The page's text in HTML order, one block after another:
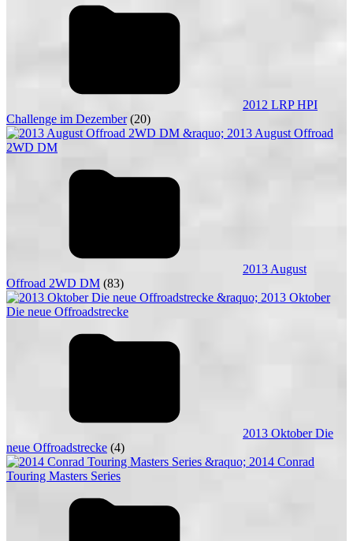
2012 LRP HPI
Challenge im Dezember (20)
2013 August
Offroad 2WD DM (83)
2013 Oktober Die
neue Offroadstrecke (4)